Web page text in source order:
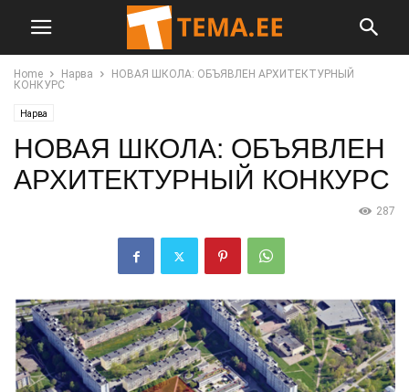
Home Нарва
НОВАЯ ШКОЛА: ОБЪЯВЛЕН АРХИТЕКТУРНЫЙ
КОНКУРС
Нарва
НОВАЯ ШКОЛА: ОБЪЯВЛЕН
АРХИТЕКТУРНЫЙ КОНКУРС
287